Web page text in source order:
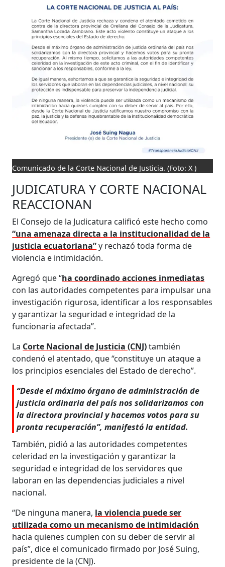
Comunicado de la Corte Nacional de Justicia.(Foto: X )
JUDICATURA Y CORTE NACIONAL
REACCIONAN
El Consejo de la Judicatura calificó este hecho como
“una amenaza directa a la institucionalidad de la
justicia ecuatoriana”y rechazó toda forma de
violencia e intimidación.
Agregó que “ha coordinado acciones inmediatas
con las autoridades competentes para impulsar una
investigación rigurosa, identificar a los responsables
y garantizar la seguridad e integridad de la
funcionaria afectada”.
La Corte Nacional de Justicia (CNJ)también
condenó el atentado, que “constituye un ataque a
los principios esenciales del Estado de derecho”.
“Desde el máximo órgano de administración de
justicia ordinaria del país nos solidarizamos con
la directora provincial y hacemos votos para su
pronta recuperación”, manifestó la entidad.
También, pidió a las autoridades competentes
celeridad en la investigación y garantizar la
seguridad e integridad de los servidores que
laboran en las dependencias judiciales a nivel
nacional.
“De ninguna manera, la violencia puede ser
utilizada como un mecanismo de intimidación
hacia quienes cumplen con su deber de servir al
país”, dice el comunicado firmado por José Suing,
presidente de la (CNJ).